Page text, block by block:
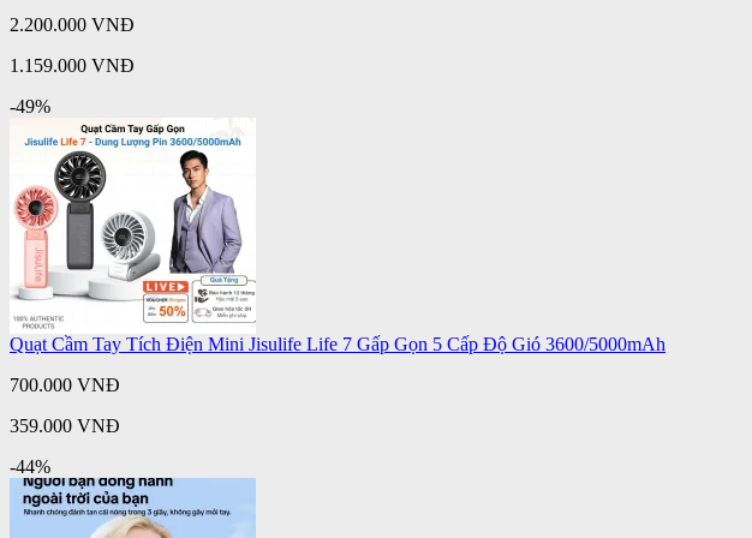
2.200.000 VNĐ
1.159.000 VNĐ
-49%
Quạt Cầm Tay Tích Điện Mini Jisulife Life 7 Gấp Gọn 5 Cấp Độ Gió 3600/5000mAh
700.000 VNĐ
359.000 VNĐ
-44%